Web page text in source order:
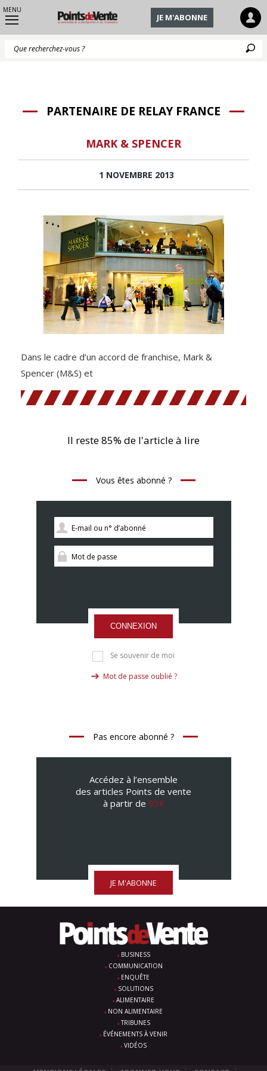
MENU
JE M'ABONNE
PARTENAIRE DE RELAY FRANCE
MARK & SPENCER
1 NOVEMBRE 2013
Dans le cadre d’un accord de franchise, Mark &
Spencer (M&S) et
Il reste 85% de l'article à lire
Vous êtes abonné ?
CONNEXION
Se souvenir de moi
Mot de passe oublié ?
Pas encore abonné ?
Accédez à l’ensemble
des articles Points de vente
à partir de 95€
JE M'ABONNE
BUSINESS
COMMUNICATION
ENQUÊTE
SOLUTIONS
ALIMENTAIRE
NON ALIMENTAIRE
TRIBUNES
ÉVÉNEMENTS À VENIR
VIDÉOS